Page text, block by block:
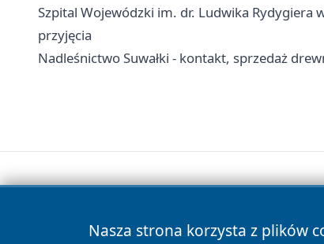
Szpital Wojewódzki im. dr. Ludwika Rydygiera
przyjęcia
Nadleśnictwo Suwałki - kontakt, sprzedaż
Nasza strona korzysta z plików